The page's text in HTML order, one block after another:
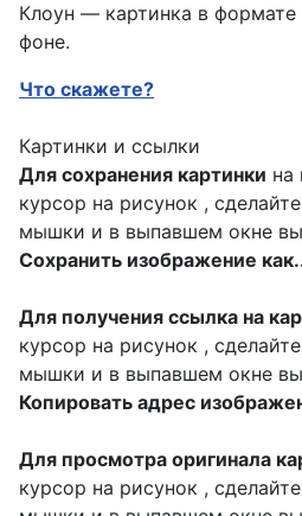
Клоун — картинка в формате
фоне.
Что скажете?
Картинки и ссылки
Для сохранения картинки на
курсор на рисунок ,
мышки и в выпавшем окне
Сохранить изображение
Для получения ссылка на
курсор на рисунок ,
мышки и в выпавшем окне
Копировать адрес
Для просмотра оригинала
курсор на рисунок ,